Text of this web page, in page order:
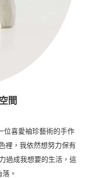
間
位喜愛袖珍藝術的手作
裡，我依然想努力保有
過成我想要的生活，這
。